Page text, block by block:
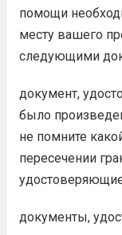
помощи
месту вашего
следующими
документ,
было
не помните
пересечении
документы,